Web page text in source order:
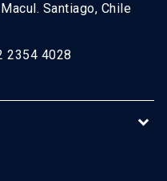
Santiago, Chile
2354 4028